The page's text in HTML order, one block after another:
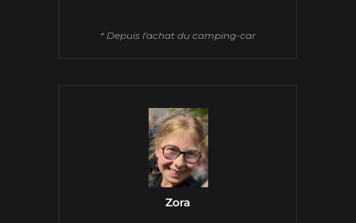
* Depuis l'achat du camping-car
Zora